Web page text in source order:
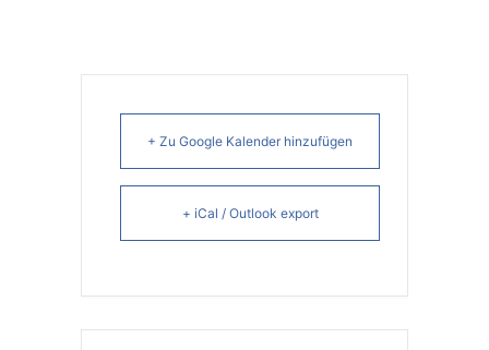
+ Zu Google Kalender hinzufügen
+ iCal / Outlook export